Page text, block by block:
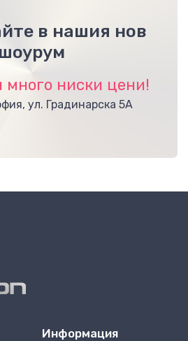
в нашия нов
шоурум
много ниски цени!
ул. Градинарска 5А
Информация